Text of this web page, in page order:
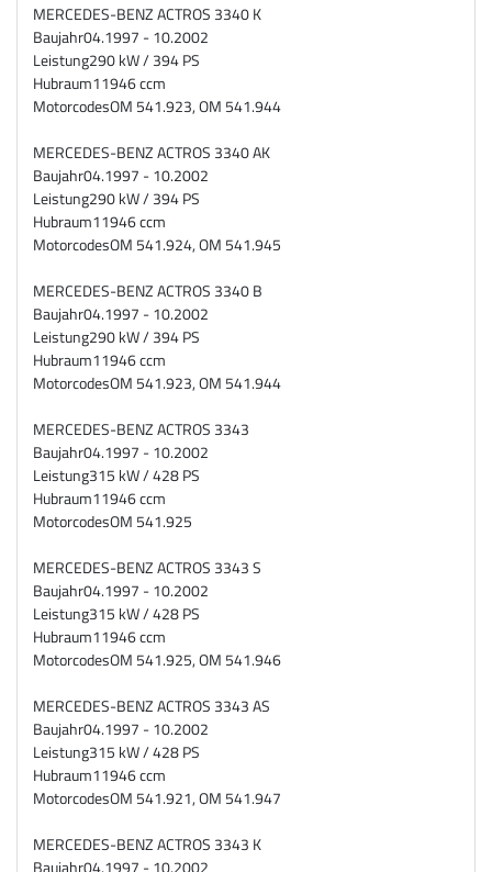
MERCEDES-BENZ ACTROS 3340 K
Baujahr04.1997 - 10.2002
Leistung290 kW / 394 PS
Hubraum11946 ccm
MotorcodesOM 541.923, OM 541.944
MERCEDES-BENZ ACTROS 3340 AK
Baujahr04.1997 - 10.2002
Leistung290 kW / 394 PS
Hubraum11946 ccm
MotorcodesOM 541.924, OM 541.945
MERCEDES-BENZ ACTROS 3340 B
Baujahr04.1997 - 10.2002
Leistung290 kW / 394 PS
Hubraum11946 ccm
MotorcodesOM 541.923, OM 541.944
MERCEDES-BENZ ACTROS 3343
Baujahr04.1997 - 10.2002
Leistung315 kW / 428 PS
Hubraum11946 ccm
MotorcodesOM 541.925
MERCEDES-BENZ ACTROS 3343 S
Baujahr04.1997 - 10.2002
Leistung315 kW / 428 PS
Hubraum11946 ccm
MotorcodesOM 541.925, OM 541.946
MERCEDES-BENZ ACTROS 3343 AS
Baujahr04.1997 - 10.2002
Leistung315 kW / 428 PS
Hubraum11946 ccm
MotorcodesOM 541.921, OM 541.947
MERCEDES-BENZ ACTROS 3343 K
Baujahr04.1997 - 10.2002